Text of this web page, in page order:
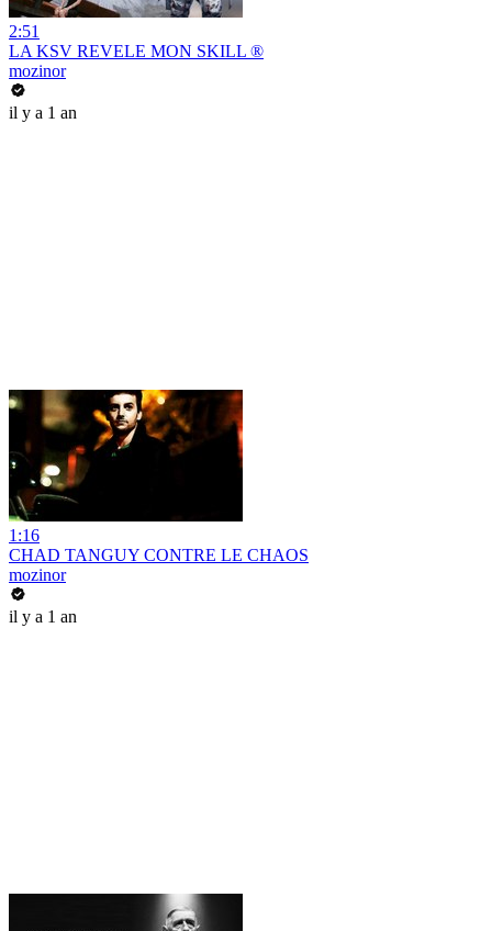
2:51
LA KSV REVELE MON SKILL ®
mozinor
il y a 1 an
1:16
CHAD TANGUY CONTRE LE CHAOS
mozinor
il y a 1 an